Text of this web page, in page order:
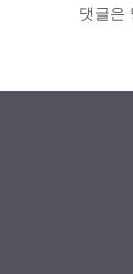
댓글은